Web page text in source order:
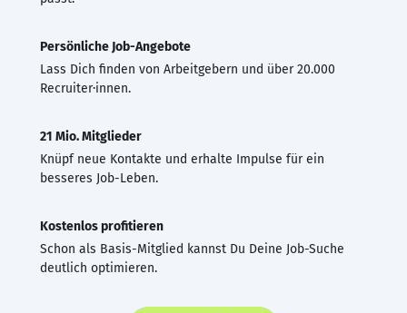
Persönliche Job-Angebote
Lass Dich finden von Arbeitgebern und über 20.000
Recruiter·innen.
21 Mio. Mitglieder
Knüpf neue Kontakte und erhalte Impulse für ein
besseres Job-Leben.
Kostenlos profitieren
Schon als Basis-Mitglied kannst Du Deine Job-Suche
deutlich optimieren.